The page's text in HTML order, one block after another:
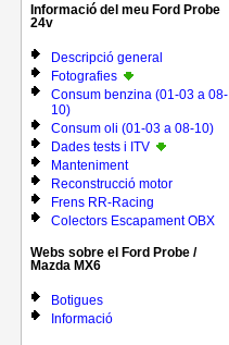
Informació del meu Ford Probe
24v
Descripció general
Fotografies
Consum benzina (01-03 a 08-
10)
Consum oli (01-03 a 08-10)
Dades tests i ITV
Manteniment
Reconstrucció motor
Frens RR-Racing
Colectors Escapament OBX
Webs sobre el Ford Probe /
Mazda MX6
Botigues
Informació